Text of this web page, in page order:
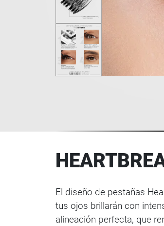
El diseño de pestañas
tus ojos brillarán con
alineación perfecta, que